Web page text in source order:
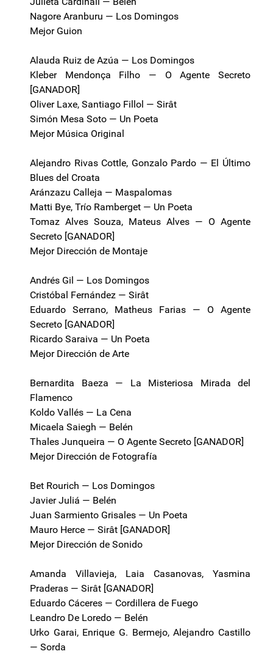
Nagore Aranburu — Los Domingos
Mejor Guion
Alauda Ruiz de Azúa — Los Domingos
Kleber Mendonça Filho — O Agente Secreto
[GANADOR]
Oliver Laxe, Santiago Fillol — Sirât
Simón Mesa Soto — Un Poeta
Mejor Música Original
Alejandro Rivas Cottle, Gonzalo Pardo — El Último
Blues del Croata
Aránzazu Calleja — Maspalomas
Matti Bye, Trío Ramberget — Un Poeta
Tomaz Alves Souza, Mateus Alves — O Agente
Secreto [GANADOR]
Mejor Dirección de Montaje
Andrés Gil — Los Domingos
Cristóbal Fernández — Sirât
Eduardo Serrano, Matheus Farias — O Agente
Secreto [GANADOR]
Ricardo Saraiva — Un Poeta
Mejor Dirección de Arte
Bernardita Baeza — La Misteriosa Mirada del
Flamenco
Koldo Vallés — La Cena
Micaela Saiegh — Belén
Thales Junqueira — O Agente Secreto [GANADOR]
Mejor Dirección de Fotografía
Bet Rourich — Los Domingos
Javier Juliá — Belén
Juan Sarmiento Grisales — Un Poeta
Mauro Herce — Sirât [GANADOR]
Mejor Dirección de Sonido
Amanda Villavieja, Laia Casanovas, Yasmina
Praderas — Sirât [GANADOR]
Eduardo Cáceres — Cordillera de Fuego
Leandro De Loredo — Belén
Urko Garai, Enrique G. Bermejo, Alejandro Castillo
— Sorda